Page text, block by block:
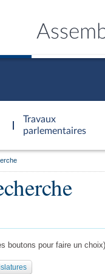
Travaux
parlementaires
boutons pour faire un choix)